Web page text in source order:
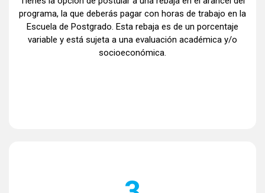
programa, la que deberás pagar con horas de trabajo en la
Escuela de Postgrado. Esta rebaja es de un porcentaje
variable y está sujeta a una evaluación académica y/o
socioeconómica.